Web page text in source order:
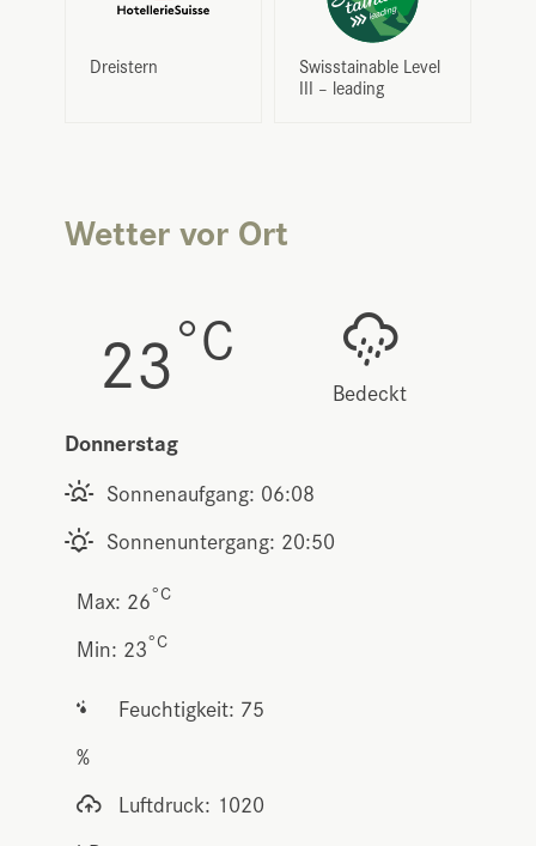
Dreistern
Swisstainable Level
III – leading
Wetter vor Ort
Bedeckt
23°C
Donnerstag
Sonnenaufgang: 06:08
Sonnenuntergang: 20:50
Max: 26°C
Min: 23°C
Feuchtigkeit: 75
%
Luftdruck: 1020